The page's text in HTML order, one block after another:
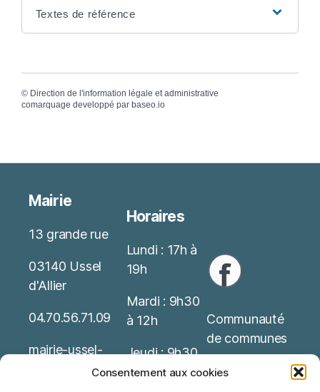
Consentement aux cookies
Textes de référence
© Direction de l'information légale et administrative
comarquage developpé par baseo.io
Mairie
13 grande rue
03140 Ussel
d'Allier
04.70.56.71.09
mairie-ussel-
allier(at)wanado
Horaires
Lundi : 17h à
19h
Mardi : 9h30
à 12h
Jeudi : 9h30
à 12h
Communauté
de communes
Service Public